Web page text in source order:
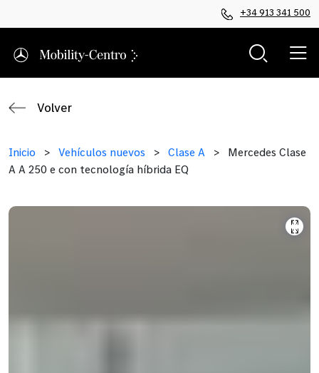
+34 913 341 500
Volver
Inicio > Vehículos nuevos > Clase A >
Mercedes Clase
A A 250 e con tecnología híbrida EQ